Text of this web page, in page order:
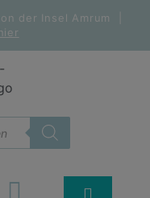
der Insel Amrum |